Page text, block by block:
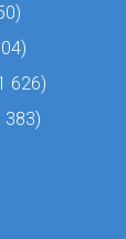
626)
383)